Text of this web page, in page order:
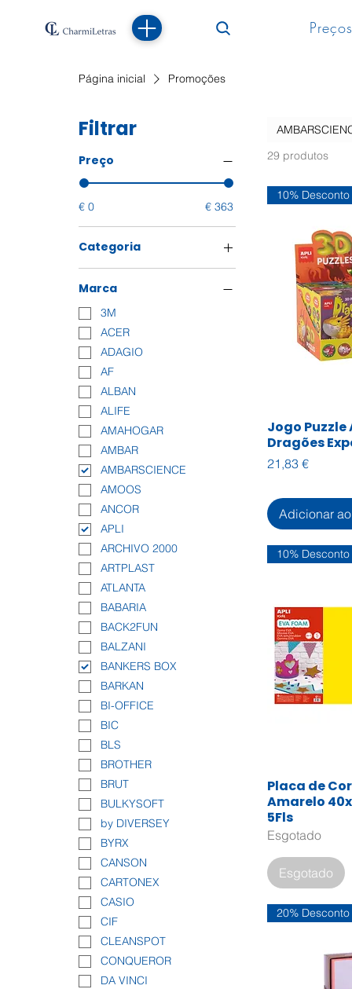
Página inicial Promoções
Filtrar
Preço
€ 0 € 363
Categoria
Alimentar
Cadernos Espiral
Café e Chá
Eletrónica
Embalagem
Higiene e Beleza
Impressão
Informática
Limpeza
Manutenção
Mobiliário
Papelaria
Marca
3M
ACER
ADAGIO
AF
ALBAN
ALIFE
AMAHOGAR
AMBAR
AMBARSCIENCE
AMOOS
ANCOR
APLI
ARCHIVO 2000
ARTPLAST
ATLANTA
BABARIA
BACK2FUN
BALZANI
BANKERS BOX
BARKAN
BI-OFFICE
BIC
BLS
BROTHER
BRUT
BULKYSOFT
by DIVERSEY
BYRX
CANSON
CARTONEX
CASIO
CIF
CLEANSPOT
CONQUEROR
DA VINCI
29 produtos
10% Desconto
Jogo Puzzle
Dragões
Preço
21,83 €
Adicionar
10% Desconto
Placa de
Amarelo
5Fls
Esgotado
Esgotado
20% Desconto